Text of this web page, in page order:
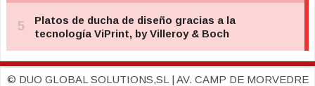
© DUO GLOBAL SOLUTIONS,SL | AV. CAMP DE MORVEDRE